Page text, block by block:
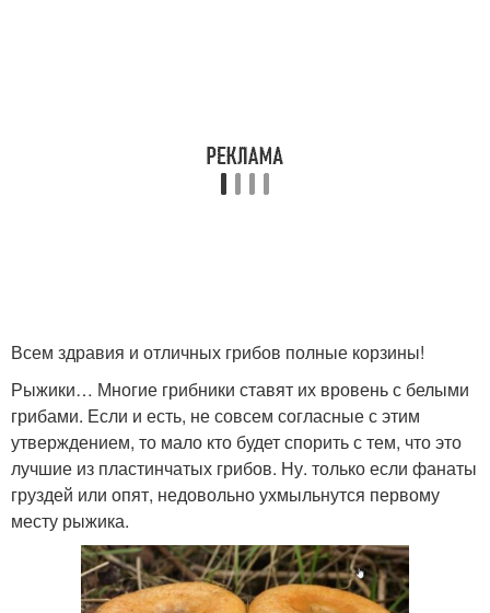
Всем здравия и отличных грибов полные корзины!
Рыжики… Многие грибники ставят их вровень с белыми
грибами. Если и есть, не совсем согласные с этим
утверждением, то мало кто будет спорить с тем, что это
лучшие из пластинчатых грибов. Ну. только если фанаты
груздей или опят, недовольно ухмыльнутся первому
месту рыжика.